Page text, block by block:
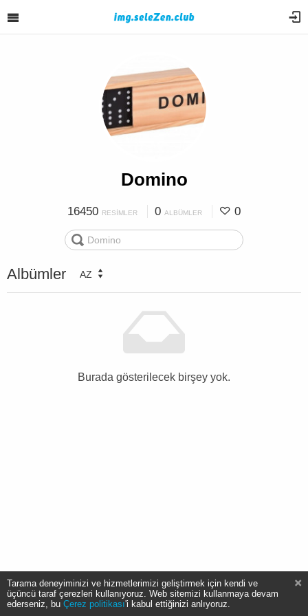
Domino
16450 RESIMLER 0 ALBÜMLER 0
Albümler AZ
Burada gösterilecek birşey yok.
Tarama deneyiminizi ve hizmetlerimizi geliştirmek için kendi ve
üçüncü taraf çerezleri kullanıyoruz. Web sitemizi kullanmaya devam
ederseniz, bu Çerez politikası'i kabul ettiğinizi anlıyoruz.